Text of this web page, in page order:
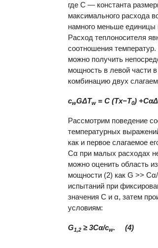
где С — константа
максимального расхода
намного меньше единицы
Расход теплоносителя
соотношения
можно получить
мощность в левой части
комбинацию двух
сwGΔТw = C (Тх−Т0)
Рассмотрим поведение
температурных
как и первое слагаемое
Сα при малых расходах
можно оценить область
мощности (2) как G >>
испытаний при
значения С и α, затем
условиям:
G1,2 ≥ 3Сα/сw. (4)